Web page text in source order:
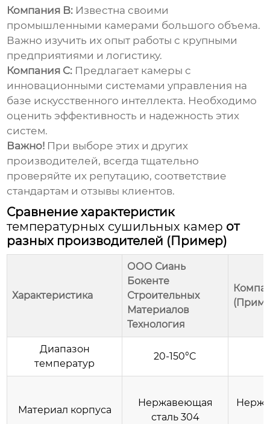
Компания B: Известна своими
промышленными камерами большого объема.
Важно изучить их опыт работы с крупными
предприятиями и логистику.
Компания C: Предлагает камеры с
инновационными системами управления на
базе искусственного интеллекта. Необходимо
оценить эффективность и надежность этих
систем.
Важно! При выборе этих и других
производителей, всегда тщательно
проверяйте их репутацию, соответствие
стандартам и отзывы клиентов.
Сравнение характеристик
температурных сушильных камер от
разных производителей (Пример)
Характеристика
ООО Сиань
Бокенте
Строительных
Материалов
Технология
Диапазон
температур
20-150°C
Материал корпуса
Нержавеющая
сталь 304